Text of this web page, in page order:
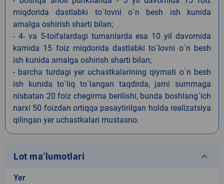
miqdorida dastlabki to`lovni o`n besh ish kunida
amalga oshirish sharti bilan;
- 4- va 5-toifalardagi tumanlarda esa 10 yil davomida
kamida 15 foiz miqdorida dastlabki to`lovni o`n besh
ish kunida amalga oshirish sharti bilan;
- barcha turdagi yer uchastkalarining qiymati o`n besh
ish kunida to`liq to`langan taqdirda, jami summaga
nisbatan 20 foiz chegirma berilishi, bunda boshlang`ich
narxi 50 foizdan ortiqqa pasaytirilgan holda realizatsiya
qilingan yer uchastkalari mustasno.
Lot ma’lumotlari keyboard_arrow_down
Yer